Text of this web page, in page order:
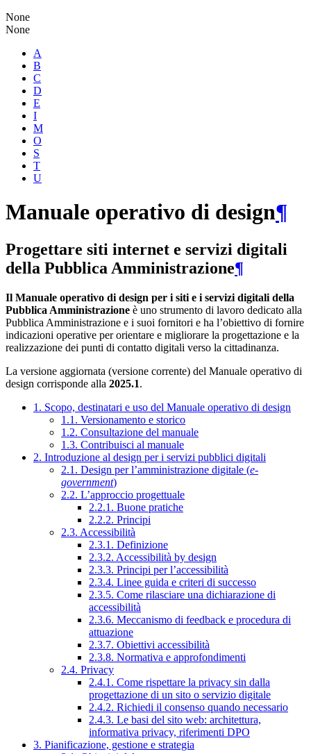
None
None
A
B
C
D
E
I
M
O
S
T
U
Manuale operativo di design¶
Progettare siti internet e servizi digitali
della Pubblica Amministrazione¶
Il Manuale operativo di design per i siti e i servizi digitali della
Pubblica Amministrazione è uno strumento di lavoro dedicato alla
Pubblica Amministrazione e i suoi fornitori e ha l’obiettivo di fornire
indicazioni operative per orientare e migliorare la progettazione e la
realizzazione dei punti di contatto digitali verso la cittadinanza.
La versione aggiornata (versione corrente) del Manuale operativo di
design corrisponde alla 2025.1.
1. Scopo, destinatari e uso del Manuale operativo di design
1.1. Versionamento e storico
1.2. Consultazione del manuale
1.3. Contribuisci al manuale
2. Introduzione al design per i servizi pubblici digitali
2.1. Design per l’amministrazione digitale (e-
government)
2.2. L’approccio progettuale
2.2.1. Buone pratiche
2.2.2. Principi
2.3. Accessibilità
2.3.1. Definizione
2.3.2. Accessibilità by design
2.3.3. Principi per l’accessibilità
2.3.4. Linee guida e criteri di successo
2.3.5. Come rilasciare una dichiarazione di
accessibilità
2.3.6. Meccanismo di feedback e procedura di
attuazione
2.3.7. Obiettivi accessibilità
2.3.8. Normativa e approfondimenti
2.4. Privacy
2.4.1. Come rispettare la privacy sin dalla
progettazione di un sito o servizio digitale
2.4.2. Richiedi il consenso quando necessario
2.4.3. Le basi del sito web: architettura,
informativa privacy, riferimenti DPO
3. Pianificazione, gestione e strategia